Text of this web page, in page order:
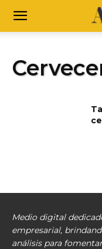
Medio digital
empresarial,
análisis para